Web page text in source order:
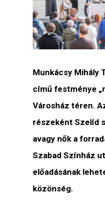
Munkácsy Mihály
című festménye
Városház téren.
részekéntSzelíd
avagy nők a
Szabad Színház
előadásának
közönség.